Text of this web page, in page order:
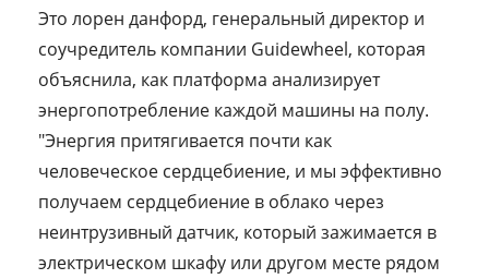
Это лорен данфорд, генеральный директор и
соучредитель компании Guidewheel, которая
объяснила, как платформа анализирует
энергопотребление каждой машины на полу.
"Энергия притягивается почти как
человеческое сердцебиение, и мы эффективно
получаем сердцебиение в облако через
неинтрузивный датчик, который зажимается в
электрическом шкафу или другом месте рядом